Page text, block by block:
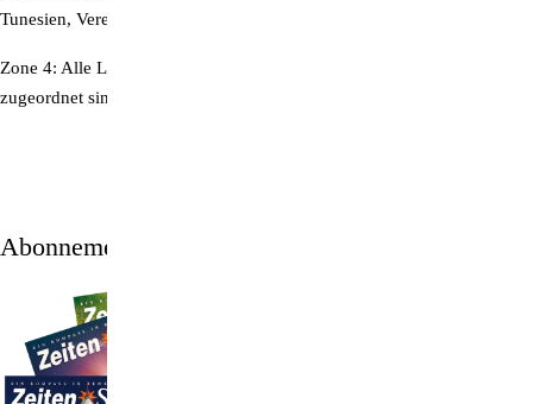
Tunesien, Vereinigte Staaten von Amerika
Zone 4: Alle Länder und Gebiete, die nicht den Zonen 1, 2 oder 3
zugeordnet sind.
Abonnement